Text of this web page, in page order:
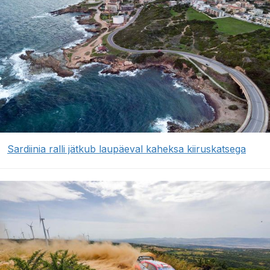
Sardiinia ralli jätkub laupäeval kaheksa kiiruskatsega